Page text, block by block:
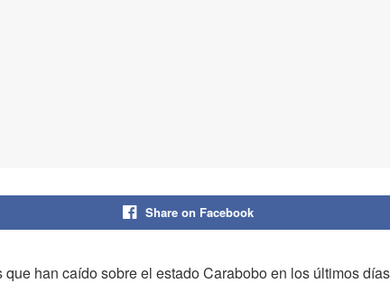
Share on Facebook
que han caído sobre el estado Carabobo en los últimos